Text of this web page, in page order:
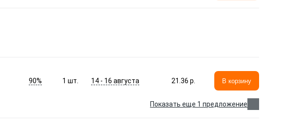
90% 1 шт. 14 - 16 августа 21.36 p. В корзину
Показать еще 1 предложение